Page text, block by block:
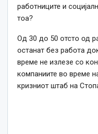
работниците и
тоа?
Од 30 до 50 отсто од
останат без работа
време не излезе со
компаниите во време
кризниот штаб на